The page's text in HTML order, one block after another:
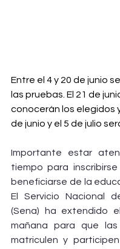
Entre el 4 y 20 de junio
las pruebas. El 21 de
conocerán los elegidos
de junio y el 5 de julio
Importante estar
tiempo para
beneficiarse de la
El Servicio Nacional
(Sena) ha extendido
mañana para que
matriculen y